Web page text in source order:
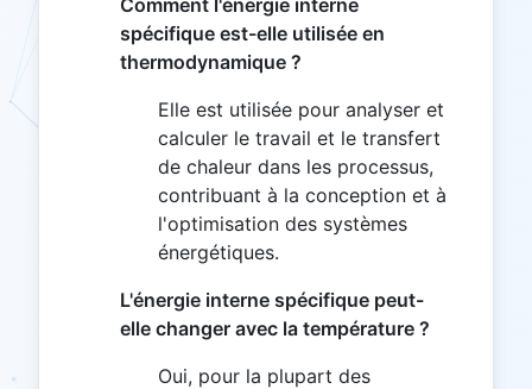
spécifique est-elle utilisée en
thermodynamique ?
Elle est utilisée pour analyser et
calculer le travail et le transfert
de chaleur dans les processus,
contribuant à la conception et à
l'optimisation des systèmes
énergétiques.
L'énergie interne spécifique peut-
elle changer avec la température ?
Oui, pour la plupart des